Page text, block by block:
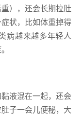
），还会长期拉肚
状，比如体重掉得
病越来越多年轻人
液混在一起，还会
子一会儿便秘，大